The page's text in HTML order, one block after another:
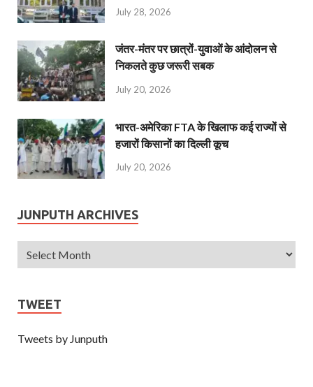
July 28, 2026
जंतर-मंतर पर छात्रों-युवाओं के आंदोलन से
निकलते कुछ जरूरी सबक
July 20, 2026
भारत-अमेरिका FTA के खिलाफ कई राज्यों से
हजारों किसानों का दिल्ली कूच
July 20, 2026
JUNPUTH ARCHIVES
TWEET
Tweets by Junputh